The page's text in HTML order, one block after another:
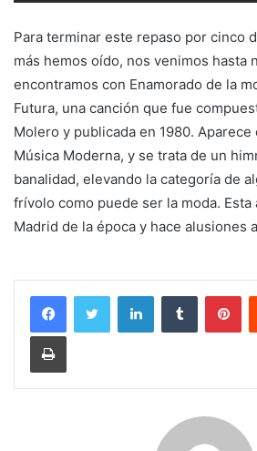
Para terminar este repaso por cinco
más hemos oído, nos venimos hasta
encontramos con Enamorado de la
Futura, una canción que fue
Molero y publicada en 1980.
Música Moderna, y se trata de un
banalidad, elevando la categoría de
frívolo como puede ser la moda. Esta
Madrid de la época y hace alusiones